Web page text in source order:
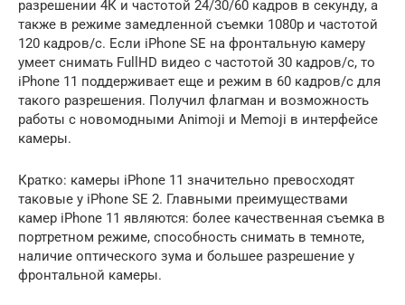
разрешении 4К и частотой 24/30/60 кадров в секунду, а
также в режиме замедленной съемки 1080p и частотой
120 кадров/с. Если iPhone SE на фронтальную камеру
умеет снимать FullHD видео с частотой 30 кадров/с, то
iPhone 11 поддерживает еще и режим в 60 кадров/с для
такого разрешения. Получил флагман и возможность
работы с новомодными Animoji и Memoji в интерфейсе
камеры.
Кратко: камеры iPhone 11 значительно превосходят
таковые у iPhone SE 2. Главными преимуществами
камер iPhone 11 являются: более качественная съемка в
портретном режиме, способность снимать в темноте,
наличие оптического зума и большее разрешение у
фронтальной камеры.